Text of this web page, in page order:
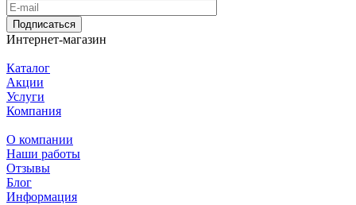
Подписаться
Интернет-магазин
Каталог
Акции
Услуги
Компания
О компании
Наши работы
Отзывы
Блог
Информация